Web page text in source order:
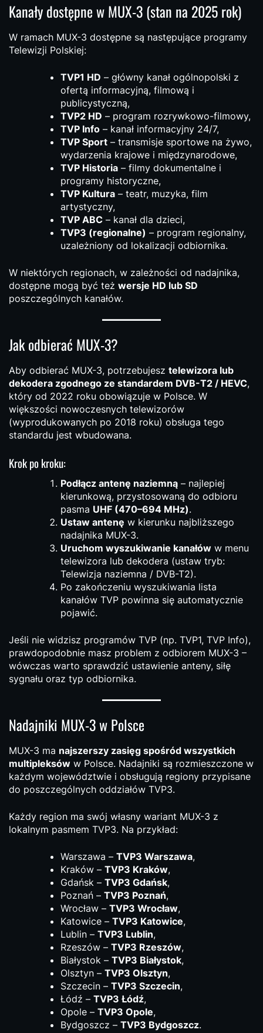
Kanały dostępne w MUX-3 (stan na 2025 rok)
W ramach MUX-3 dostępne są następujące programy
Telewizji Polskiej:
TVP1 HD – główny kanał ogólnopolski z
ofertą informacyjną, filmową i
publicystyczną,
TVP2 HD – program rozrywkowo-filmowy,
TVP Info – kanał informacyjny 24/7,
TVP Sport – transmisje sportowe na żywo,
wydarzenia krajowe i międzynarodowe,
TVP Historia – filmy dokumentalne i
programy historyczne,
TVP Kultura – teatr, muzyka, film
artystyczny,
TVP ABC – kanał dla dzieci,
TVP3 (regionalne) – program regionalny,
uzależniony od lokalizacji odbiornika.
W niektórych regionach, w zależności od nadajnika,
dostępne mogą być też wersje HD lub SD
poszczególnych kanałów.
Jak odbierać MUX-3?
Aby odbierać MUX-3, potrzebujesz telewizora lub
dekodera zgodnego ze standardem DVB-T2 / HEVC,
który od 2022 roku obowiązuje w Polsce. W
większości nowoczesnych telewizorów
(wyprodukowanych po 2018 roku) obsługa tego
standardu jest wbudowana.
Krok po kroku:
Podłącz antenę naziemną – najlepiej
kierunkową, przystosowaną do odbioru
pasma UHF (470–694 MHz).
Ustaw antenę w kierunku najbliższego
nadajnika MUX-3.
Uruchom wyszukiwanie kanałów w menu
telewizora lub dekodera (ustaw tryb:
Telewizja naziemna / DVB-T2).
Po zakończeniu wyszukiwania lista
kanałów TVP powinna się automatycznie
pojawić.
Jeśli nie widzisz programów TVP (np. TVP1, TVP Info),
prawdopodobnie masz problem z odbiorem MUX-3 –
wówczas warto sprawdzić ustawienie anteny, siłę
sygnału oraz typ odbiornika.
Nadajniki MUX-3 w Polsce
MUX-3 ma najszerszy zasięg spośród wszystkich
multipleksów w Polsce. Nadajniki są rozmieszczone w
każdym województwie i obsługują regiony przypisane
do poszczególnych oddziałów TVP3.
Każdy region ma swój własny wariant MUX-3 z
lokalnym pasmem TVP3. Na przykład:
Warszawa – TVP3 Warszawa,
Kraków – TVP3 Kraków,
Gdańsk – TVP3 Gdańsk,
Poznań – TVP3 Poznań,
Wrocław – TVP3 Wrocław,
Katowice – TVP3 Katowice,
Lublin – TVP3 Lublin,
Rzeszów – TVP3 Rzeszów,
Białystok – TVP3 Białystok,
Olsztyn – TVP3 Olsztyn,
Szczecin – TVP3 Szczecin,
Łódź – TVP3 Łódź,
Opole – TVP3 Opole,
Bydgoszcz – TVP3 Bydgoszcz.